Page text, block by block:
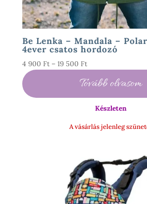
Be Lenka – Mandala –
4ever csatos hordozó
4 900 Ft – 19 500 FtÁrtartomány:
900 Ft
-
Tovább olvasom
Készleten
A vásárlás jelenleg